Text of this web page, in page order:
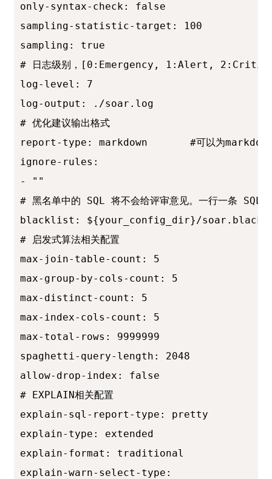
only-syntax-check: false
sampling-statistic-target: 100
sampling: true
# 日志级别，[0:Emergency, 1:Alert,
log-level: 7
log-output: ./soar.log
# 优化建议输出格式
report-type: markdown		#可以为markdown和html
ignore-rules:
- ""
# 黑名单中的 SQL 将不会给评审意见。一行一条 SQL
blacklist: ${your_config_dir}/
# 启发式算法相关配置
max-join-table-count: 5
max-group-by-cols-count: 5
max-distinct-count: 5
max-index-cols-count: 5
max-total-rows: 9999999
spaghetti-query-length: 2048
allow-drop-index: false
# EXPLAIN相关配置
explain-sql-report-type: pretty
explain-type: extended
explain-format: traditional
explain-warn-select-type: